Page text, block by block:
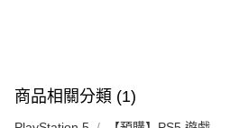
商品相關分類 (1)